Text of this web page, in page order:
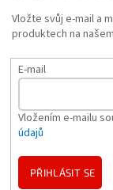
Vložte svůj e-mail a
produktech na
E-mail
Vložením e-mailu
údajů
PŘIHLÁSIT SE